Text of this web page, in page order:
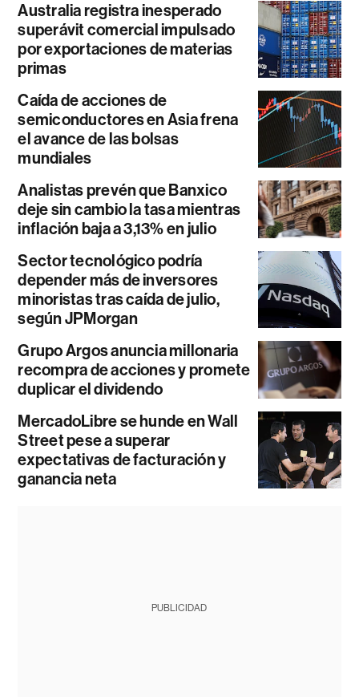
Australia registra inesperado
superávit comercial impulsado
por exportaciones de materias
primas
Caída de acciones de
semiconductores en Asia frena
el avance de las bolsas
mundiales
Analistas prevén que Banxico
deje sin cambio la tasa mientras
inflación baja a 3,13% en julio
Sector tecnológico podría
depender más de inversores
minoristas tras caída de julio,
según JPMorgan
Grupo Argos anuncia millonaria
recompra de acciones y promete
duplicar el dividendo
MercadoLibre se hunde en Wall
Street pese a superar
expectativas de facturación y
ganancia neta
PUBLICIDAD